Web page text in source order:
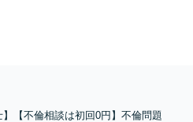
】【不倫相談は初回0円】不倫問題